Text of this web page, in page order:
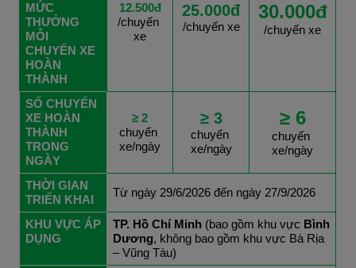
MỨC
THƯỞNG
MỖI
CHUYẾN XE
HOÀN
THÀNH
12.500đ
/chuyến
xe
25.000đ
/chuyến xe
30.000đ
/chuyến xe
SỐ CHUYẾN
XE HOÀN
THÀNH
TRONG
NGÀY
≥ 2
chuyến
xe/ngày
≥ 3
chuyến
xe/ngày
≥ 6
chuyến
xe/ngày
THỜI GIAN
TRIỂN KHAI
Từ ngày 29/6/2026 đến ngày 27/9/2026
KHU VỰC ÁP
DỤNG
TP. Hồ Chí Minh (bao gồm khu vực Bình
Dương, không bao gồm khu vực Bà Rịa
– Vũng Tàu)